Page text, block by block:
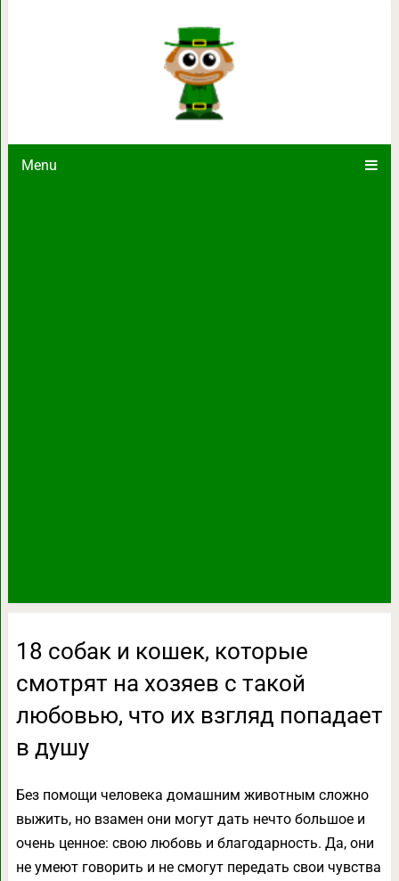
Menu
18 собак и кошек, которые
что их взгляд
18 собак и кошек, которые
смотрят на хозяев с такой
любовью, что их взгляд попадает
в душу
Без помощи человека домашним животным сложно
выжить, но взамен они могут дать нечто большое и
очень ценное: свою любовь и благодарность. Да, они
не умеют говорить и не смогут передать свои чувства